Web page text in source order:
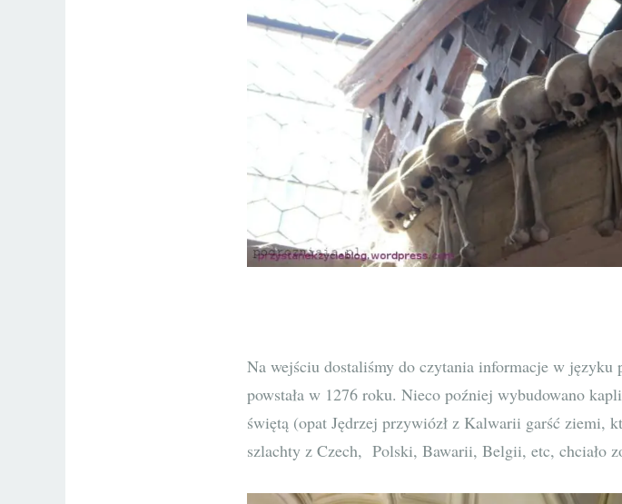
Na wejściu dostaliśmy do czytania informacje w
powstała w 1276 roku. Nieco poźniej wybudowano
świętą (opat Jędrzej przywiózł z Kalwarii garść ziemi,
szlachty z Czech, Polski, Bawarii, Belgii, etc, chciało